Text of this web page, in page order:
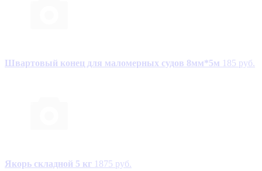
Швартовый конец для маломерных судов 8мм*5м 185 руб.
Якорь складной 5 кг 1875 руб.